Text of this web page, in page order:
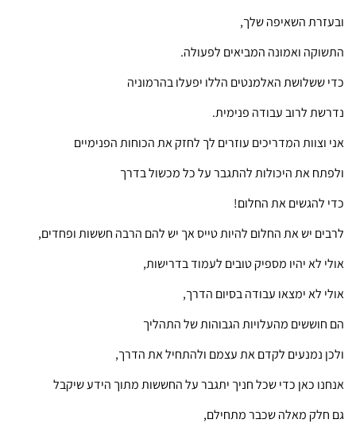
ובעזרת השאיפה שלך,
התשוקה ואמונה המביאים לפעולה.
כדי ששלושת האלמנטים הללו יפעלו בהרמוניה
נדרשת לרוב עבודה פנימית.
אני וצוות המדריכים עוזרים לך לחזק את הכוחות הפנימיים
ולפתח את היכולות להתגבר על כל מכשול בדרך
כדי להגשים את החלום!
לרבים יש את החלום להיות טייס אך יש להם הרבה חששות ופחדים,
אולי לא יהיו מספיק טובים לעמוד בדרישות,
אולי לא ימצאו עבודה בסיום הדרך,
הם חוששים מהעלויות הגבוהות של התהליך
ולכן נמנעים לקדם את עצמם ולהתחיל את הדרך,
אנחנו כאן כדי שכל חניך יתגבר על החששות מתוך הידע שיקבל
גם חלק מאלה שכבר מתחילם,